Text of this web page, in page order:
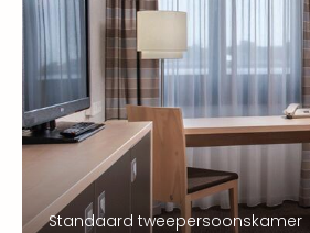
Standaard tweepersoonskamer